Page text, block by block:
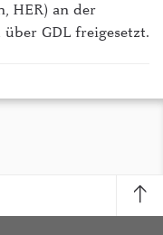
HER) an der
GDL freigesetzt.